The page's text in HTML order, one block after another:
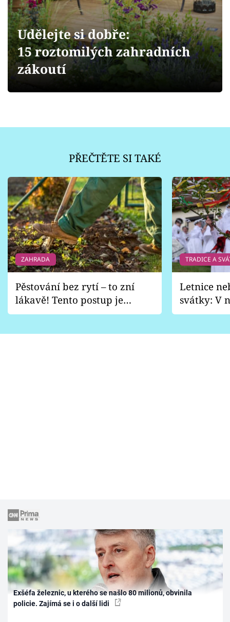
Přihlášení
Sledujte nás
Udělejte si dobře:
15 roztomilých zahradních
zákoutí
PŘEČTĚTE SI TAKÉ
ZAHRADA
Pěstování bez rytí – to zní
lákavě! Tento postup je
vhodný jen pro některé
TRADICE A
Letnice
svátky: V
pondělí
Exšéfa železnic, u kterého se našlo 80 milionů, obvinila
policie. Zajímá se i o další lidi